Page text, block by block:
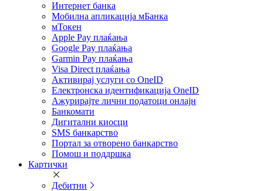
Интернет банка
Мобилна апликација мБанка
мТокен
Apple Pay плаќања
Google Pay плаќања
Garmin Pay плаќања
Visa Direct плаќања
Активирај услуги со OneID
Електронска идентификација OneID
Ажурирајте лични податоци онлајн
Банкомати
Дигитални киосци
SMS банкарство
Портал за отворeно банкарство
Помош и поддршка
Картички
Дебитни